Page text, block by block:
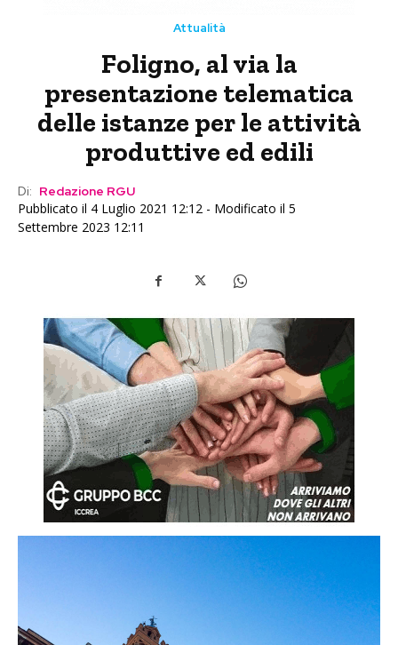
Attualità
Foligno, al via la
presentazione telematica
delle istanze per le attività
produttive ed edili
Di: Redazione RGU
Pubblicato il 4 Luglio 2021 12:12 - Modificato il 5
Settembre 2023 12:11